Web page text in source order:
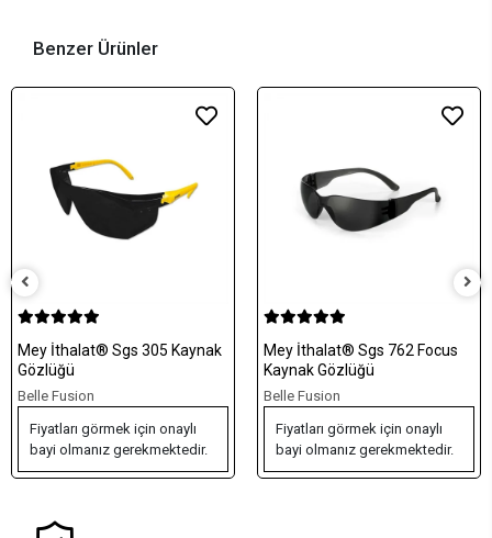
Benzer Ürünler
Mey İthalat® Sgs 762 Focus
Belle Fusion
Fiyatları görmek için onaylı
bayi olmanız gerekmektedir.
Mey İthalat® Baymax
Armor Bağcıklı S1 İş
Ayakkabısı 45 Numara
Belle Fusion
Fiyatları görmek için
bayi olmanız